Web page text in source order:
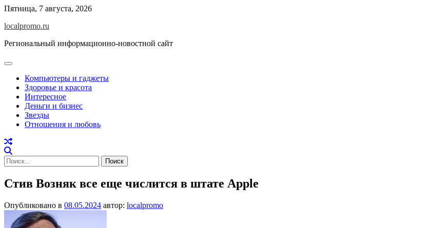
Перейти
содержимому
Пятница, 7 августа, 2026
localpromo.ru
Региональный информационно-новостной сайт
Компьютеры и гаджеты
Здоровье и красота
Интересное
Деньги и бизнес
Звезды
Отношения и любовь
Найти:
Стив Возняк все еще числится в штате Apple
Опубликовано в 08.05.2024 автор: localpromo